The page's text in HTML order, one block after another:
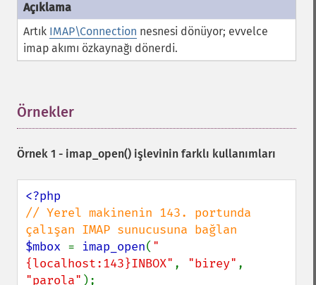
Artık IMAP\Connection nesnesi dönüyor; evvelce
imap akımı özkaynağı dönerdi.
Örnekler
Örnek 1 - imap_open() işlevinin farklı kullanımları
// Yerel makinenin 143. portunda
$mbox = imap_open( "
{localhost:143}INBOX" , "birey"
"parola" );